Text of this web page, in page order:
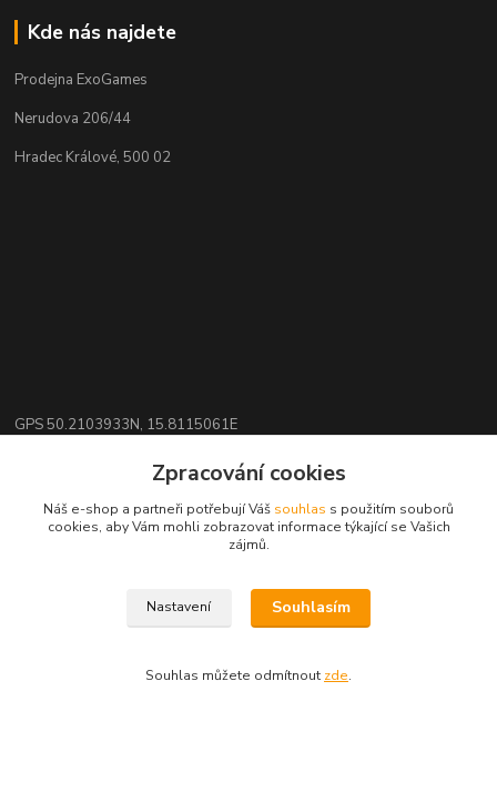
Kde nás najdete
Prodejna ExoGames
Nerudova 206/44
Hradec Králové, 500 02
GPS 50.2103933N, 15.8115061E
Kontakty
+420 608 942 360
(Po-Pá, 10-16 hod.)
info.uniexcom@email.cz
Zpracování cookies
Náš e-shop a partneři potřebují Váš souhlas s použitím souborů
cookies, aby Vám mohli zobrazovat informace týkající se Vašich
zájmů.
Nastavení Souhlasím
Souhlas můžete odmítnout zde.